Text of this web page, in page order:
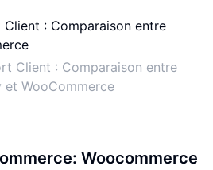
Client : Comparaison entre
et WooCommerce
Woocommerce